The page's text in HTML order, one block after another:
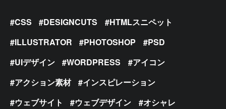
CSS DESIGNCUTS
HTMLスニペット
ILLUSTRATOR
PHOTOSHOP
PSD
UIデザイン
WORDPRESS
アイコン
アクション素材
インスピレーション
ウェブサイト
ウェブデザイン
オシャレ